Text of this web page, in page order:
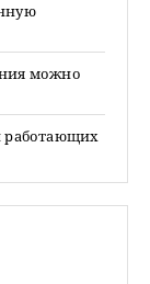
можно
работающих